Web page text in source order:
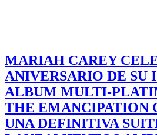
MARIAH CAREY
ANIVERSARIO DE SU
ALBUM MULTI-
THE EMANCIPATION
UNA DEFINITIVA